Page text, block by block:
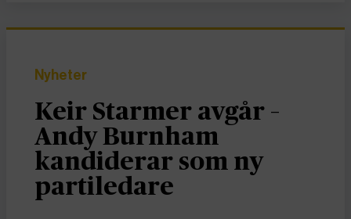
Nyheter
Keir Starmer avgår –
Andy Burnham
kandiderar som ny
partiledare